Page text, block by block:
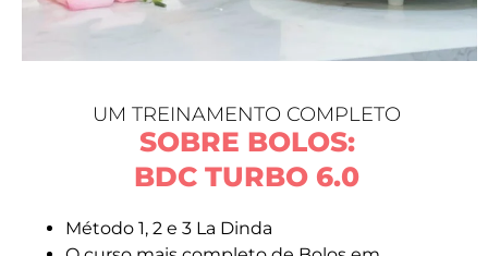
UM TREINAMENTO COMPLETO
SOBRE BOLOS:
BDC TURBO 6.0
Método 1, 2 e 3 La Dinda